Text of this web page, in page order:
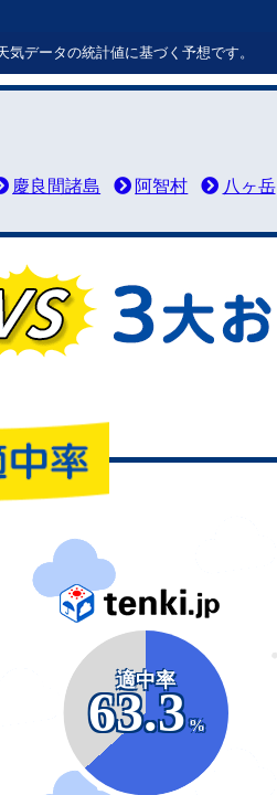
データの統計値に基づく予想です。
慶良間諸島 阿智村 八ヶ岳
適中率
63.3
%